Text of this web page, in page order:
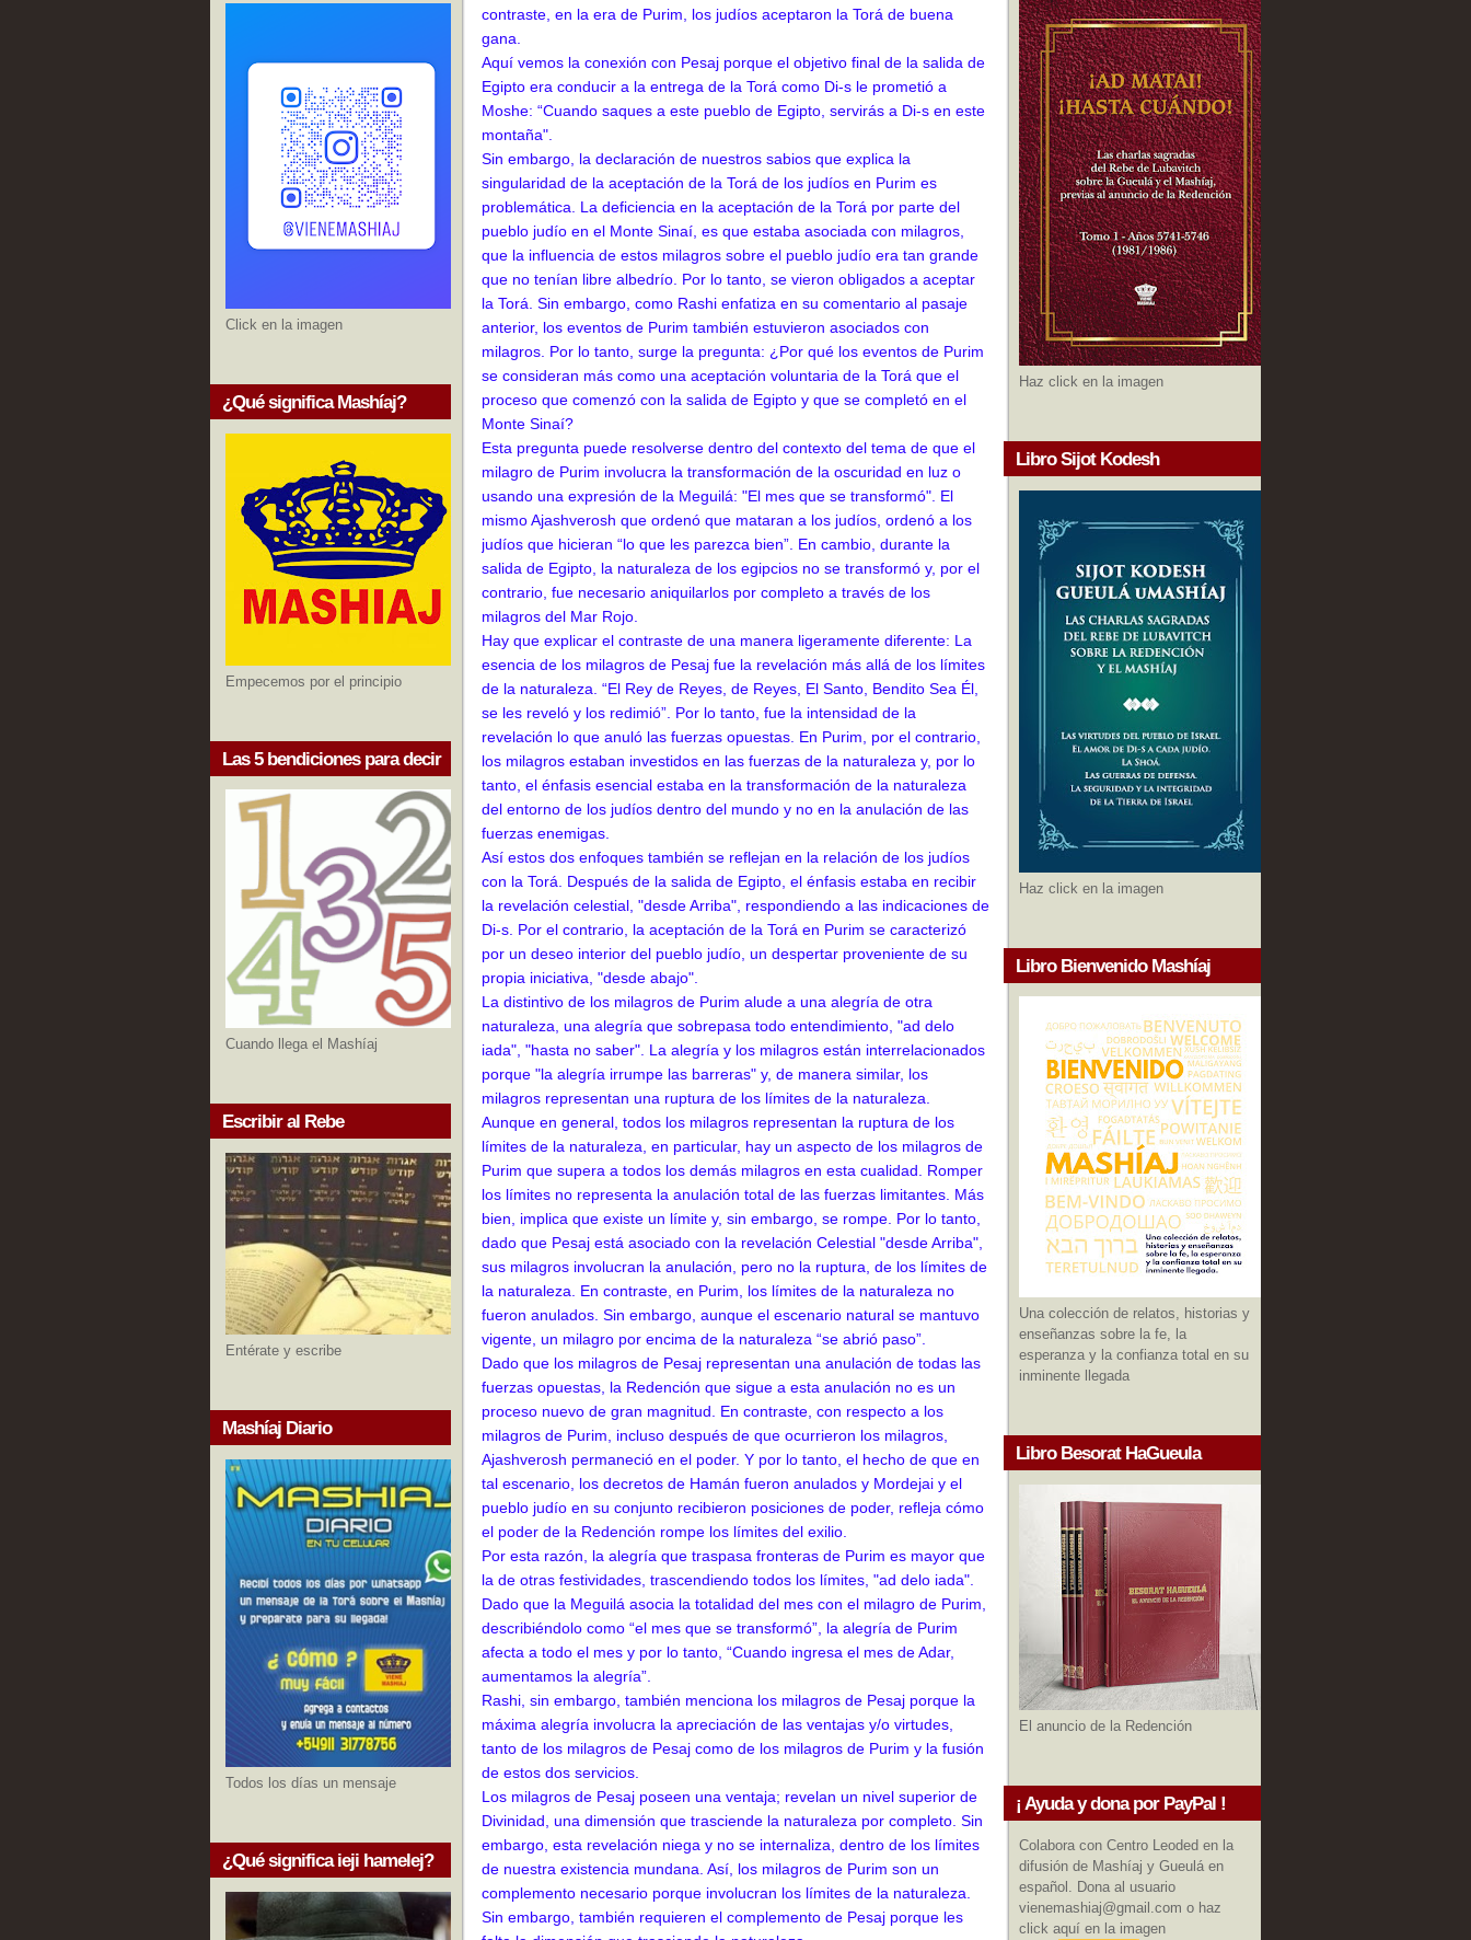
Click en la imagen
¿Qué significa Mashíaj?
Empecemos por el principio
Las 5 bendiciones para decir
Cuando llega el Mashíaj
Escribir al Rebe
Entérate y escribe
Mashíaj Diario
Todos los días un mensaje
¿Qué significa ieji hamelej?
contraste, en la era de Purim, los judíos aceptaron la Torá de buena
gana.
Aquí vemos la conexión con Pesaj porque el objetivo final de la salida de
Egipto era conducir a la entrega de la Torá como Di-s le prometió a
Moshe: “Cuando saques a este pueblo de Egipto, servirás a Di-s en este
montaña".
Sin embargo, la declaración de nuestros sabios que explica la
singularidad de la aceptación de la Torá de los judíos en Purim es
problemática. La deficiencia en la aceptación de la Torá por parte del
pueblo judío en el Monte Sinaí, es que estaba asociada con milagros,
que la influencia de estos milagros sobre el pueblo judío era tan grande
que no tenían libre albedrío. Por lo tanto, se vieron obligados a aceptar
la Torá. Sin embargo, como Rashi enfatiza en su comentario al pasaje
anterior, los eventos de Purim también estuvieron asociados con
milagros. Por lo tanto, surge la pregunta: ¿Por qué los eventos de Purim
se consideran más como una aceptación voluntaria de la Torá que el
proceso que comenzó con la salida de Egipto y que se completó en el
Monte Sinaí?
Esta pregunta puede resolverse dentro del contexto del tema de que el
milagro de Purim involucra la transformación de la oscuridad en luz o
usando una expresión de la Meguilá: "El mes que se transformó". El
mismo Ajashverosh que ordenó que mataran a los judíos, ordenó a los
judíos que hicieran “lo que les parezca bien”. En cambio, durante la
salida de Egipto, la naturaleza de los egipcios no se transformó y, por el
contrario, fue necesario aniquilarlos por completo a través de los
milagros del Mar Rojo.
Hay que explicar el contraste de una manera ligeramente diferente: La
esencia de los milagros de Pesaj fue la revelación más allá de los límites
de la naturaleza. “El Rey de Reyes, de Reyes, El Santo, Bendito Sea Él,
se les reveló y los redimió”. Por lo tanto, fue la intensidad de la
revelación lo que anuló las fuerzas opuestas. En Purim, por el contrario,
los milagros estaban investidos en las fuerzas de la naturaleza y, por lo
tanto, el énfasis esencial estaba en la transformación de la naturaleza
del entorno de los judíos dentro del mundo y no en la anulación de las
fuerzas enemigas.
Así estos dos enfoques también se reflejan en la relación de los judíos
con la Torá. Después de la salida de Egipto, el énfasis estaba en recibir
la revelación celestial, "desde Arriba", respondiendo a las indicaciones de
Di-s. Por el contrario, la aceptación de la Torá en Purim se caracterizó
por un deseo interior del pueblo judío, un despertar proveniente de su
propia iniciativa, "desde abajo".
La distintivo de los milagros de Purim alude a una alegría de otra
naturaleza, una alegría que sobrepasa todo entendimiento, "ad delo
iada", "hasta no saber". La alegría y los milagros están interrelacionados
porque "la alegría irrumpe las barreras" y, de manera similar, los
milagros representan una ruptura de los límites de la naturaleza.
Aunque en general, todos los milagros representan la ruptura de los
límites de la naturaleza, en particular, hay un aspecto de los milagros de
Purim que supera a todos los demás milagros en esta cualidad. Romper
los límites no representa la anulación total de las fuerzas limitantes. Más
bien, implica que existe un límite y, sin embargo, se rompe. Por lo tanto,
dado que Pesaj está asociado con la revelación Celestial "desde Arriba",
sus milagros involucran la anulación, pero no la ruptura, de los límites de
la naturaleza. En contraste, en Purim, los límites de la naturaleza no
fueron anulados. Sin embargo, aunque el escenario natural se mantuvo
vigente, un milagro por encima de la naturaleza “se abrió paso”.
Dado que los milagros de Pesaj representan una anulación de todas las
fuerzas opuestas, la Redención que sigue a esta anulación no es un
proceso nuevo de gran magnitud. En contraste, con respecto a los
milagros de Purim, incluso después de que ocurrieron los milagros,
Ajashverosh permaneció en el poder. Y por lo tanto, el hecho de que en
tal escenario, los decretos de Hamán fueron anulados y Mordejai y el
pueblo judío en su conjunto recibieron posiciones de poder, refleja cómo
el poder de la Redención rompe los límites del exilio.
Por esta razón, la alegría que traspasa fronteras de Purim es mayor que
la de otras festividades, trascendiendo todos los límites, "ad delo iada".
Dado que la Meguilá asocia la totalidad del mes con el milagro de Purim,
describiéndolo como “el mes que se transformó”, la alegría de Purim
afecta a todo el mes y por lo tanto, “Cuando ingresa el mes de Adar,
aumentamos la alegría”.
Rashi, sin embargo, también menciona los milagros de Pesaj porque la
máxima alegría involucra la apreciación de las ventajas y/o virtudes,
tanto de los milagros de Pesaj como de los milagros de Purim y la fusión
de estos dos servicios.
Los milagros de Pesaj poseen una ventaja; revelan un nivel superior de
Divinidad, una dimensión que trasciende la naturaleza por completo. Sin
embargo, esta revelación niega y no se internaliza, dentro de los límites
de nuestra existencia mundana. Así, los milagros de Purim son un
complemento necesario porque involucran los límites de la naturaleza.
Sin embargo, también requieren el complemento de Pesaj porque les
Haz click en la imagen
Libro Sijot Kodesh
Haz click en la imagen
Libro Bienvenido Mashíaj
Una colección de relatos, historias y
enseñanzas sobre la fe, la
esperanza y la confianza total en su
inminente llegada
Libro Besorat HaGueula
El anuncio de la Redención
¡ Ayuda y dona por PayPal !
Colabora con Centro Leoded en la
difusión de Mashíaj y Gueulá en
español. Dona al usuario
vienemashiaj@gmail.com o haz
click aquí en la imagen